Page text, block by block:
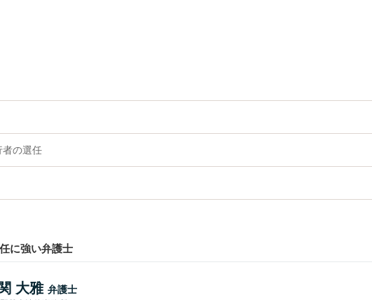
者の選任
に強い弁護士
大雅 弁護士